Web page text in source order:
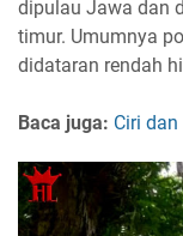
dipulau Jawa dan
timur. Umumnya
didataran rendah
Baca juga: Ciri